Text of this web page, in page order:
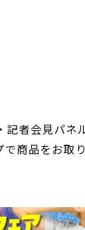
者会見パ
商品をお取